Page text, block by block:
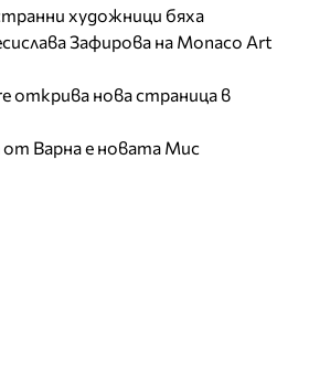
художници бяха
Зафирова на Monaco Art
открива нова страница в
Варна е новата Мис